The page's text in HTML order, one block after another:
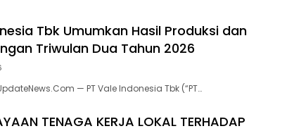
Tbk Umumkan Hasil Produksi dan
Triwulan Dua Tahun 2026
— PT Vale Indonesia Tbk (“PT…
TENAGA KERJA LOKAL TERHADAP